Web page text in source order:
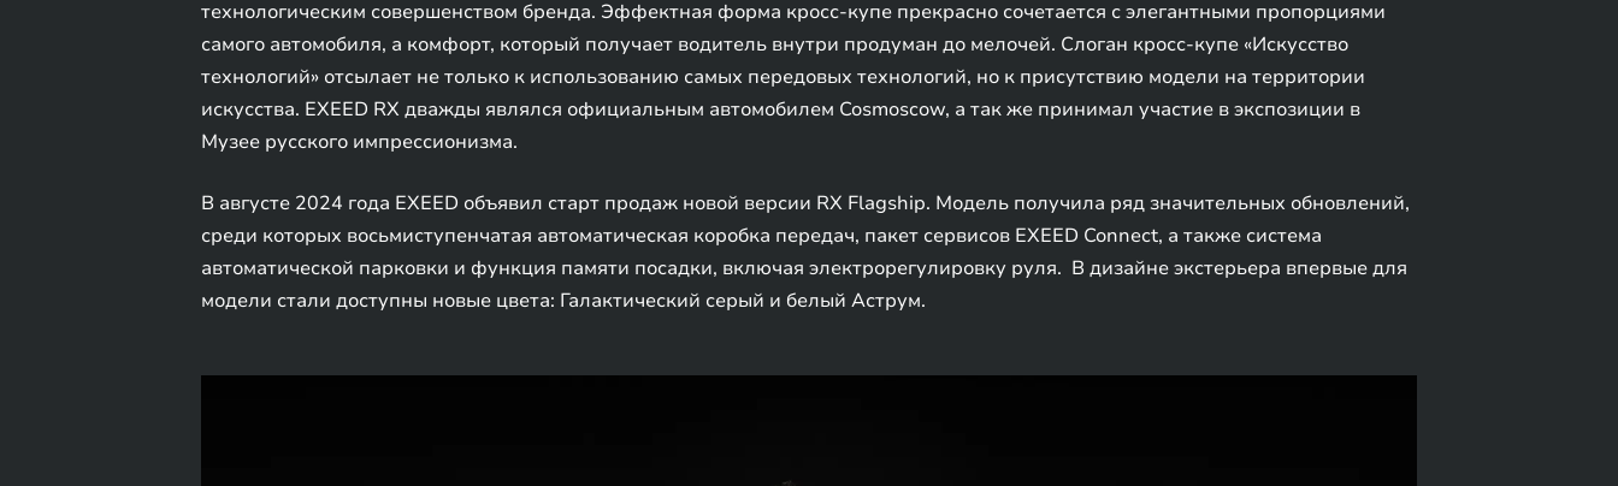
технологическим совершенством бренда. Эффектная форма кросс-купе прекрасно сочетается с элегантными пропорциями
самого автомобиля, а комфорт, который получает водитель внутри продуман до мелочей. Слоган кросс-купе «Искусство
технологий» отсылает не только к использованию самых передовых технологий, но к присутствию модели на территории
искусства. EXEED RX дважды являлся официальным автомобилем Cosmoscow, а так же принимал участие в экспозиции в
Музее русского импрессионизма.
В августе 2024 года EXEED объявил старт продаж новой версии RX Flagship. Модель получила ряд значительных обновлений,
среди которых восьмиступенчатая автоматическая коробка передач, пакет сервисов EXEED Connect, а также система
автоматической парковки и функция памяти посадки, включая электрорегулировку руля. В дизайне экстерьера впервые для
модели стали доступны новые цвета: Галактический серый и белый Аструм.